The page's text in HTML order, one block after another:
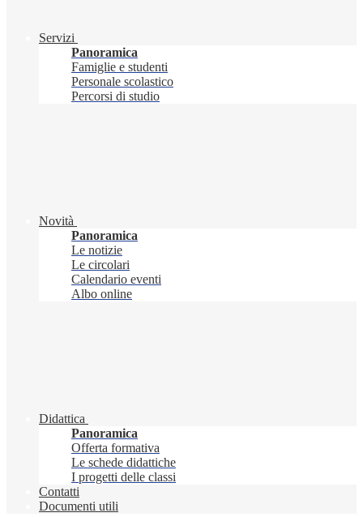
Servizi
Panoramica
Famiglie e studenti
Personale scolastico
Percorsi di studio
Novità
Panoramica
Le notizie
Le circolari
Calendario eventi
Albo online
Didattica
Panoramica
Offerta formativa
Le schede didattiche
I progetti delle classi
Contatti
Documenti utili